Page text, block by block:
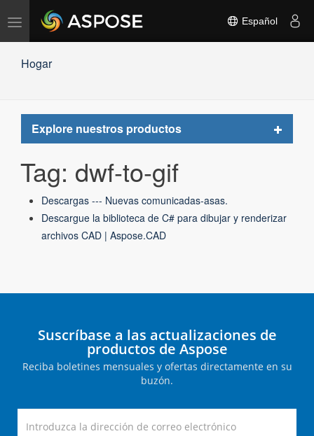
Alternar
navegación
Español
Hogar
Explore nuestros productos
Toggle
Tag: dwf-to-gif
Descargas --- Nuevas comunicadas-asas.
Descargue la biblioteca de C# para dibujar y renderizar
archivos CAD | Aspose.CAD
Suscríbase a las actualizaciones de
productos de Aspose
Reciba boletines mensuales y ofertas directamente en su
buzón.